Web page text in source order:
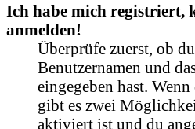
Ich habe mich registriert,
anmelden!
Überprüfe zuerst, ob
Benutzernamen und
eingegeben hast.
gibt es zwei
aktiviert ist und du